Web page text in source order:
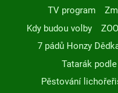
TV program
Kdy budou volby
7 pádů Honzy
Tatarák
Pěstování